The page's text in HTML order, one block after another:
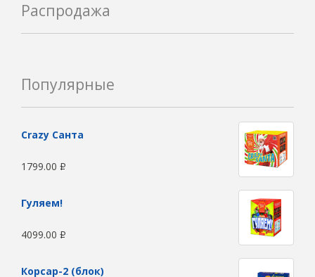
Распродажа
Популярные
Сrazy Санта
1799.00 Р
Гуляем!
4099.00 Р
Корсар-2 (блок)